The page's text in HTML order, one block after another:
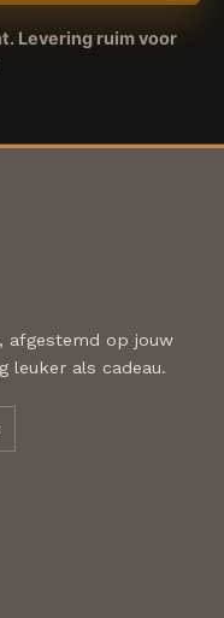
Levering ruim voor
afgestemd op jouw
leuker als cadeau.